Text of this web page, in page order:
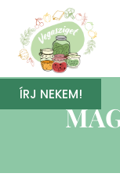
ÍRJ NEKEM!